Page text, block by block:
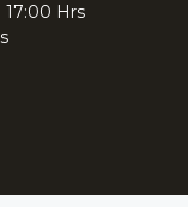
Hrs